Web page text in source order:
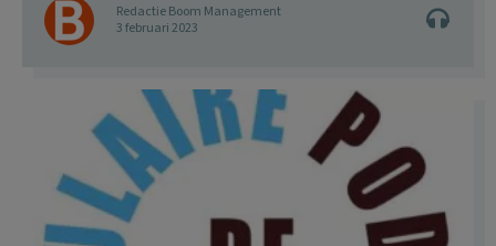
Redactie Boom Management
3 februari 2023